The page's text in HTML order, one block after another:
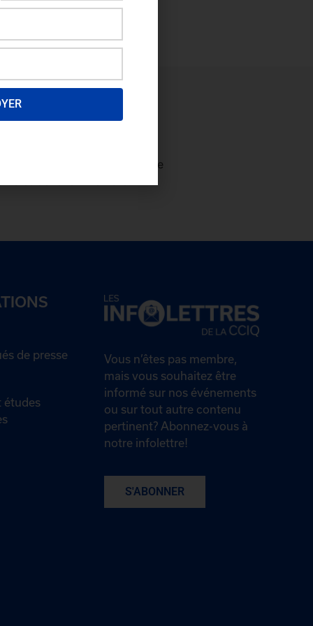
afin de consulter le
de presse
études
Vous n’êtes pas membre,
mais vous souhaitez être
informé sur nos événements
ou sur tout autre contenu
pertinent? Abonnez-vous à
notre infolettre!
S'ABONNER